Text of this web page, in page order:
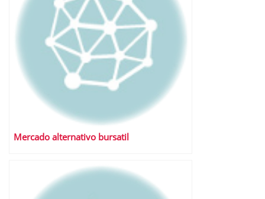
Mercado alternativo bursatil